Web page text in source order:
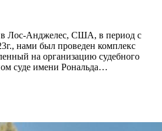
в Лос-Анджелес, США, в период с
нами был проведен комплекс
на организацию судебного
суде имени Рональда…